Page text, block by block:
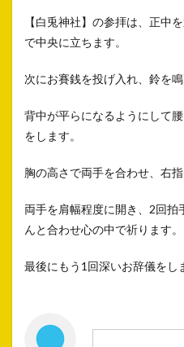
【白兎神社】の参拝は、正中
で中央に立ちます。
次にお賽銭を投げ入れ、鈴を
背中が平らになるようにして
をします。
胸の高さで両手を合わせ、右
両手を肩幅程度に開き、2回
んと合わせ心の中で祈ります。
最後にもう1回深いお辞儀をし